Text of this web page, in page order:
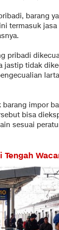
barang
termasuk
pribadi
jastip tidak
impor
bisa
sesuai